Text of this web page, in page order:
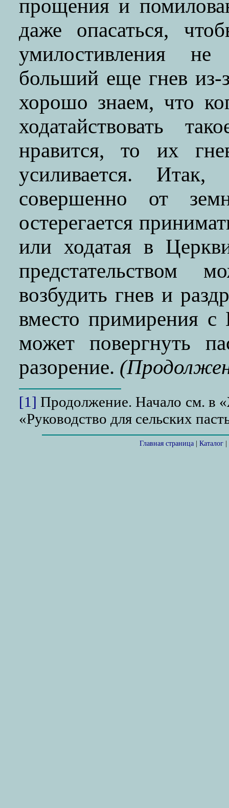
прощения и
даже опасаться,
умилостивления
больший еще гнев из-
хорошо знаем, что
ходатайствовать
нравится, то их
усиливается.
совершенно от
остерегается
или ходатая в
возбудить гнев и
вместо примирения с
может повергнуть
разорение.
[1] Продолжение. Начало см.
«Руководство для сельских
Главная страница Каталог